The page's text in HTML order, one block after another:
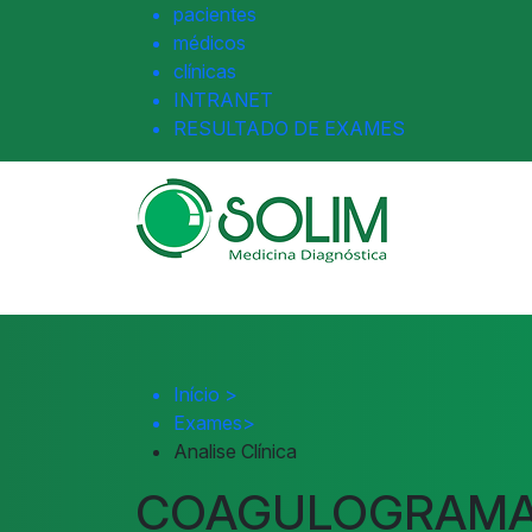
pacientes
médicos
clínicas
INTRANET
RESULTADO DE EXAMES
Início >
Exames>
Analise Clínica